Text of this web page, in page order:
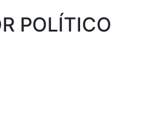
POLÍTICO